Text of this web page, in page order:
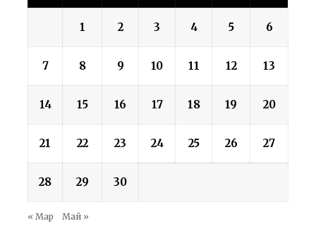
1 2 3 4 5 6
7 8 9 10 11 12 13
14 15 16 17 18 19 20
21 22 23 24 25 26 27
28 29 30
« Мар Май »